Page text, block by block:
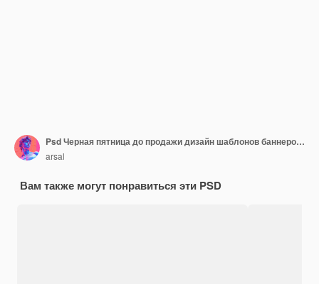
Psd Черная пятница до продажи дизайн шаблонов баннеров для социальных сетей с редактируемым текстом
arsal
Вам также могут понравиться эти PSD